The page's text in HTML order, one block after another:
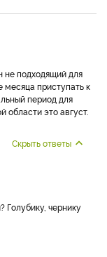
не подходящий для
месяца приступать к
период для
области это август.
Скрыть ответы
Голубику, чернику